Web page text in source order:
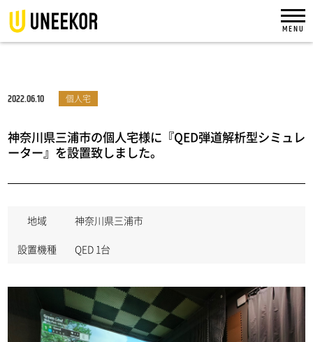
2022.06.10 個人宅
神奈川県三浦市の個人宅様に『QED弾道解析型シミュレ
ーター』を設置致しました。
地域 神奈川県三浦市
設置機種 QED 1台